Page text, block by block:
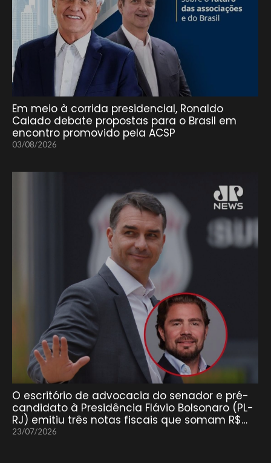
Em meio à corrida presidencial, Ronaldo
Caiado debate propostas para o Brasil em
encontro promovido pela ACSP
03/08/2026
O escritório de advocacia do senador e pré-
candidato à Presidência Flávio Bolsonaro (PL-
RJ) emitiu três notas fiscais que somam R$…
23/07/2026